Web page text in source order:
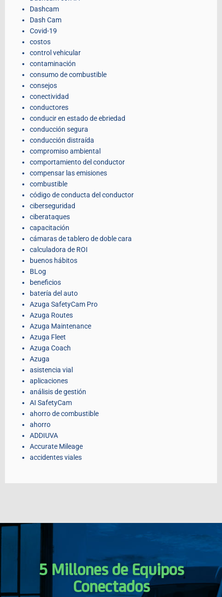
Dashcam
Dash Cam
Covid-19
costos
control vehicular
contaminación
consumo de combustible
consejos
conectividad
conductores
conducir en estado de ebriedad
conducción segura
conducción distraída
compromiso ambiental
comportamiento del conductor
compensar las emisiones
combustible
código de conducta del conductor
ciberseguridad
ciberataques
capacitación
cámaras de tablero de doble cara
calculadora de ROI
buenos hábitos
BLog
beneficios
batería del auto
Azuga SafetyCam Pro
Azuga Routes
Azuga Maintenance
Azuga Fleet
Azuga Coach
Azuga
asistencia vial
aplicaciones
análisis de gestión
AI SafetyCam
ahorro de combustible
ahorro
ADDIUVA
Accurate Mileage
accidentes viales
5 Millones de Equipos
Conectados